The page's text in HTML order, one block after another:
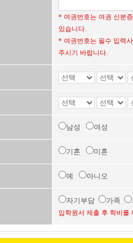
* 여권번호는 여권 신분
있습니다.
* 여권번호는 필수 입력
주시기 바랍니다.
남성 여성
기혼 미혼
예 아니오
자기부담 가족
입학원서 제출 후 학비를